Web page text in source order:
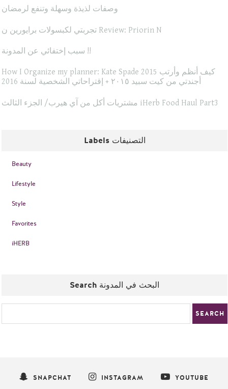
وصفات لذيذة وسهلة وتنفع لرمضان
تجربتي لكبسولات برايورين ن Review: Priorin N
سبب إختفائي عن المدونة !!
How I Organize my planner: Kate Spade 2015 كيف أنظم وأرتب
أجندتي من كيت سبيد ٢٠١٥ + إقتراحاتي الشخصية لسنة 2016
مشتريات أكل من آي هيرب/ الجزء الثالث iHerb Food Haul Part3
Labels التصنيفات
Beauty
Lifestyle
Style
Favorites
iHERB
Search البحث في المدونة
SNAPCHAT INSTAGRAM YOUTUBE